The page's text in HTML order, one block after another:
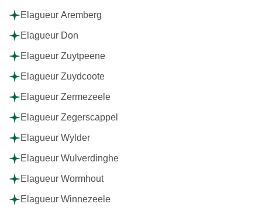
Elagueur Aremberg
Elagueur Don
Elagueur Zuytpeene
Elagueur Zuydcoote
Elagueur Zermezeele
Elagueur Zegerscappel
Elagueur Wylder
Elagueur Wulverdinghe
Elagueur Wormhout
Elagueur Winnezeele